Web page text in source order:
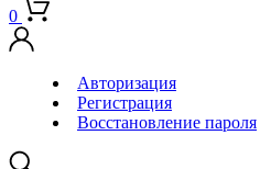
0
Авторизация
Регистрация
Восстановление пароля